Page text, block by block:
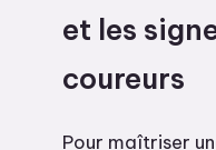
et les
coureurs
Pour maîtriser